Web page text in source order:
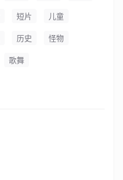
短片 儿童
历史 怪物
歌舞